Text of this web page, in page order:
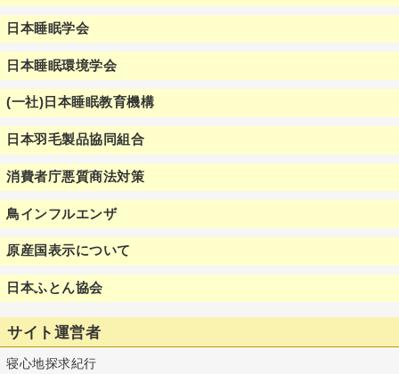
日本睡眠学会
日本睡眠環境学会
(一社)日本睡眠教育機構
日本羽毛製品協同組合
消費者庁悪質商法対策
鳥インフルエンザ
原産国表示について
日本ふとん協会
サイト運営者
寝心地探求紀行